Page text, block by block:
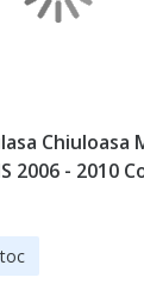
Chiuloasa
2006 - 2010